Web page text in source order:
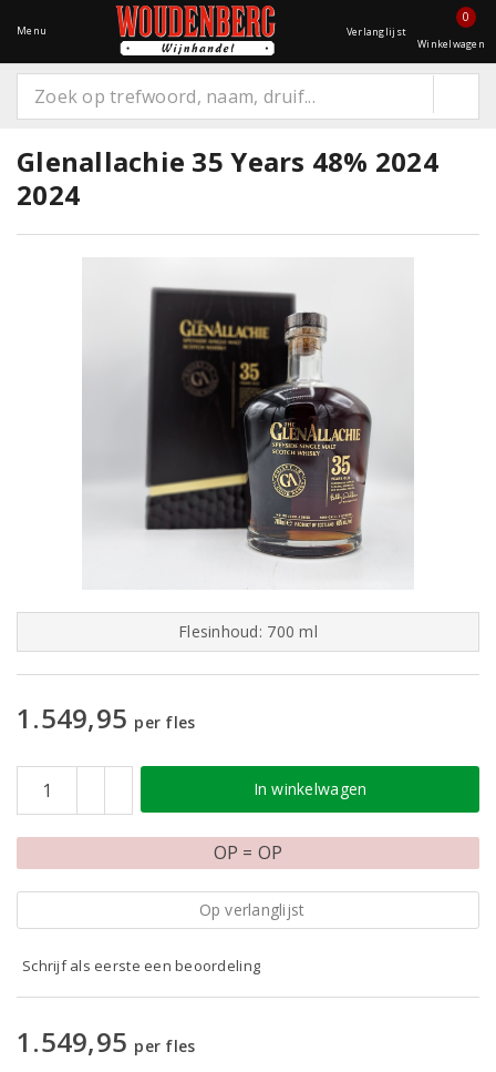
Menu Verlanglijst
0
Winkelwagen
Glenallachie 35 Years 48% 2024
2024
Flesinhoud: 700 ml
1.549,95 per fles
In winkelwagen
OP = OP
Op verlanglijst
Schrijf als eerste een beoordeling
1.549,95 per fles